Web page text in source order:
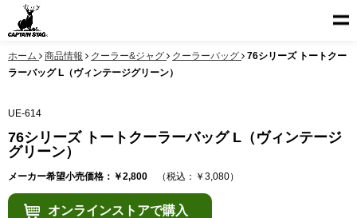
ホーム 商品情報 クーラー&ジャグ クーラーバッグ
76シリーズ トートクー
ラーバッグ L（ヴィンテージグリーン）
UE-614
76シリーズ トートクーラーバッグ L（ヴィンテージ
グリーン）
メーカー希望小売価格：￥2,800 （税込：￥3,080）
オンラインストアで購入